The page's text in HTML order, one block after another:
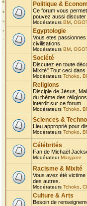
Politique &
Ce forum vous
pouvez aussi discuter
Modérateurs BM
Egyptologie
Vous etes
civilisations.
Modérateurs BM
Société
Discutez en toute
Mixité" Tout ceci
Modérateurs Tchoko
Religions
Disciple de Jésus,
du thème des
interdit sur ce forum.
Modérateurs Tchoko
Sciences &
Lieu approprié pour
Modérateurs Tchoko
Célébrités
Fan de Michaël
ModérateurMaryjane
Racisme & Mixité
Vous avez été
des autres.
Modérateurs Tchoko
Culture & Arts
Besoin de